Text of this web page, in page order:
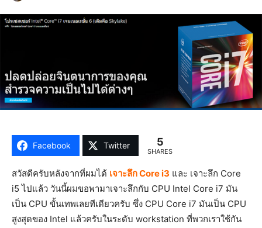
Facebook Twitter 5
SHARES
สวัสดีครับหลังจากที่ผมได้ เจาะลึก Core i3 และ เจาะลึก Core
i5 ไปแล้ว วันนี้ผมขอพามาเจาะลึกกับ CPU Intel Core i7 มัน
เป็น CPU ขั้นเทพเลยทีเดียวครับ ซึ่ง CPU Core i7 มันเป็น CPU
สูงสุดของ Intel แล้วครับในระดับ workstation ที่พวกเราใช้กัน